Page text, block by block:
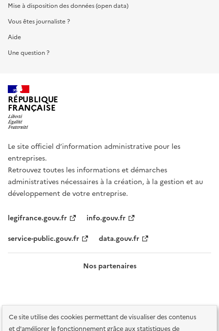
Ce site utilise des cookies permettant de visualiser des contenus
et d'améliorer le fonctionnement grâce aux statistiques de
Mise à disposition des données (open data)
Vous êtes journaliste ?
Aide
Une question ?
RÉPUBLIQUE
FRANÇAISE
Le site officiel d’information administrative pour les
entreprises.
Retrouvez toutes les informations et démarches
administratives nécessaires à la création, à la gestion et au
développement de votre entreprise.
legifrance.gouv.fr
info.gouv.fr
service-public.gouv.fr
data.gouv.fr
Nos partenaires